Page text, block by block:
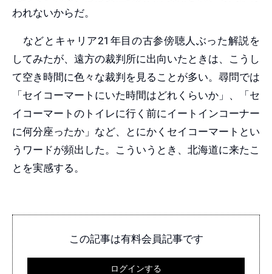
われないからだ。
などとキャリア21年目の古参傍聴人ぶった解説を
してみたが、遠方の裁判所に出向いたときは、こうし
て空き時間に色々な裁判を見ることが多い。尋問では
「セイコーマートにいた時間はどれくらいか」、「セ
イコーマートのトイレに行く前にイートインコーナー
に何分座ったか」など、とにかくセイコーマートとい
うワードが頻出した。こういうとき、北海道に来たこ
とを実感する。
この記事は有料会員記事です
ログインする